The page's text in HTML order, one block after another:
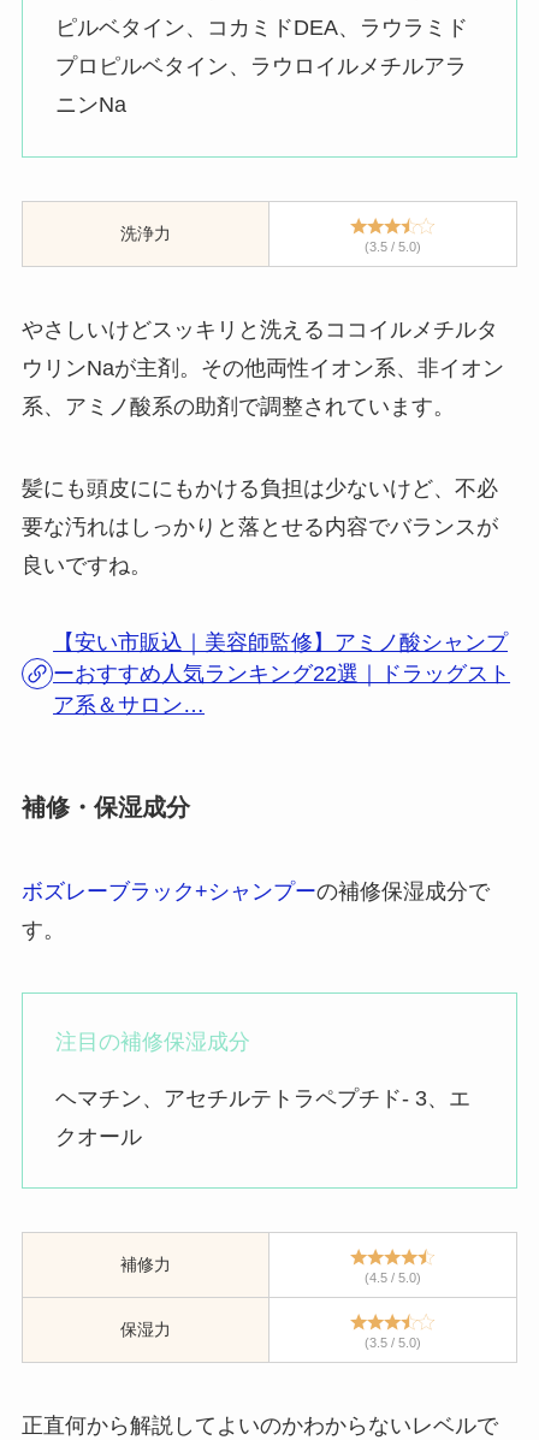
ピルベタイン、コカミドDEA、ラウラミド
プロピルベタイン、ラウロイルメチルアラ
ニンNa
洗浄力
(3.5 / 5.0)
やさしいけどスッキリと洗えるココイルメチルタ
ウリンNaが主剤。その他両性イオン系、非イオン
系、アミノ酸系の助剤で調整されています。
髪にも頭皮ににもかける負担は少ないけど、不必
要な汚れはしっかりと落とせる内容でバランスが
良いですね。
【安い市販込｜美容師監修】アミノ酸シャンプ
ーおすすめ人気ランキング22選｜ドラッグスト
ア系＆サロン…
補修・保湿成分
ボズレーブラック+シャンプーの補修保湿成分で
す。
注目の補修保湿成分
ヘマチン、アセチルテトラペプチド- 3、エ
クオール
補修力
(4.5 / 5.0)
保湿力
(3.5 / 5.0)
正直何から解説してよいのかわからないレベルで